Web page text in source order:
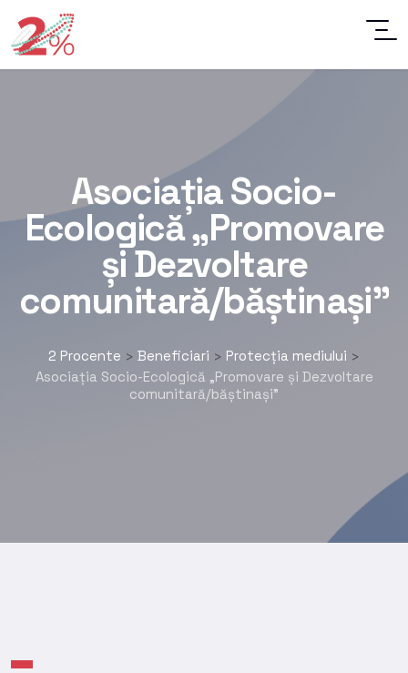
Asociația Socio-
Ecologică „Promovare
și Dezvoltare
comunitară/băștinași”
2 Procente > Beneficiari > Protecția mediului >
Asociația Socio-Ecologică „Promovare și Dezvoltare
comunitară/băștinași”